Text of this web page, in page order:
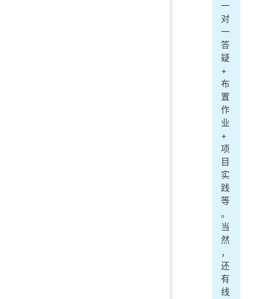
一
对
一
答
疑
+
布
置
作
业
+
项
目
实
践
等
。
当
然
，
还
有
线